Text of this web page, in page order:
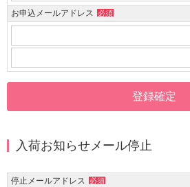
お申込メールアドレス 必須
入荷お知らせメール停止
停止メールアドレス 必須